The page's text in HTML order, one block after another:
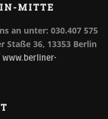
MITTE
an unter: 030.407 575
Staße 36, 13353 Berlin
www.berliner-